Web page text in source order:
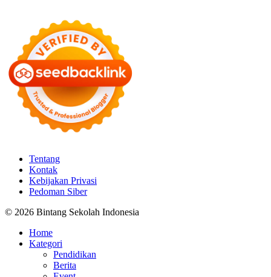
Tentang
Kontak
Kebijakan Privasi
Pedoman Siber
© 2026 Bintang Sekolah Indonesia
Home
Kategori
Pendidikan
Berita